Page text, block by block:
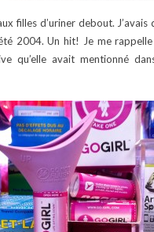
filles d’uriner debout.
2004. Un hit! Je me
qu’elle avait mentionné